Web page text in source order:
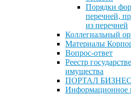
Порядки
перечней,
из перечней
Коллегиальный
Материалы
Вопрос-ответ
Реестр
имущества
ПОРТАЛ
Информационное